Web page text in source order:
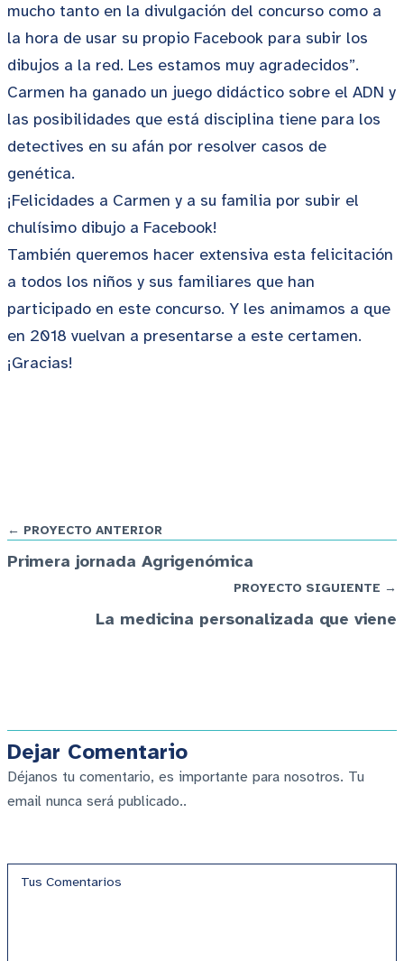
mucho tanto en la divulgación del concurso como a
la hora de usar su propio Facebook para subir los
dibujos a la red. Les estamos muy agradecidos”.
Carmen ha ganado un juego didáctico sobre el ADN y
las posibilidades que está disciplina tiene para los
detectives en su afán por resolver casos de
genética.
¡Felicidades a Carmen y a su familia por subir el
chulísimo dibujo a Facebook!
También queremos hacer extensiva esta felicitación
a todos los niños y sus familiares que han
participado en este concurso. Y les animamos a que
en 2018 vuelvan a presentarse a este certamen.
¡Gracias!
← PROYECTO ANTERIOR
Primera jornada Agrigenómica
PROYECTO SIGUIENTE →
La medicina personalizada que viene
Dejar Comentario
Déjanos tu comentario, es importante para nosotros. Tu
email nunca será publicado..